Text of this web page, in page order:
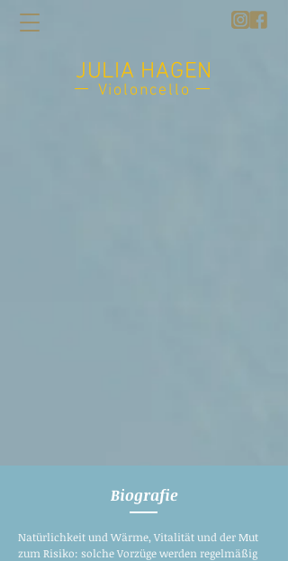
JULIA HAGEN
Violoncello
Biografie
Natürlichkeit und Wärme, Vitalität und der Mut
zum Risiko: solche Vorzüge werden regelmäßig